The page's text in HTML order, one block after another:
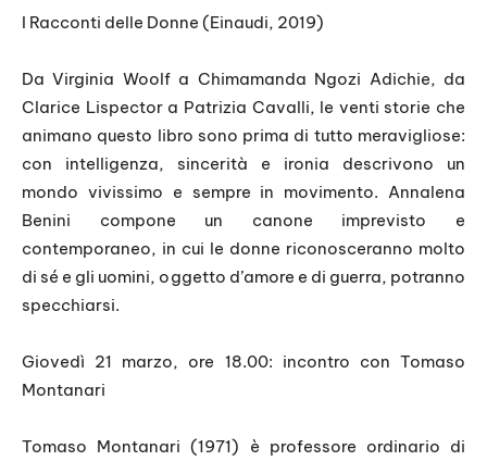
I Racconti delle Donne (Einaudi, 2019)
Da Virginia Woolf a Chimamanda Ngozi Adichie, da
Clarice Lispector a Patrizia Cavalli, le venti storie che
animano questo libro sono prima di tutto meravigliose:
con intelligenza, sincerità e ironia descrivono un
mondo vivissimo e sempre in movimento. Annalena
Benini compone un canone imprevisto e
contemporaneo, in cui le donne riconosceranno molto
di sé e gli uomini, oggetto d’amore e di guerra, potranno
specchiarsi.
Giovedì 21 marzo, ore 18.00: incontro con Tomaso
Montanari
Tomaso Montanari (1971) è professore ordinario di